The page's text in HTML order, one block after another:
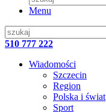
Menu
510 777 222
Wiadomości
Szczecin
Region
Polska i świat
Sport